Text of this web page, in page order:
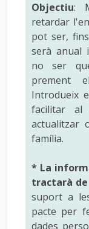
Objectiu:
retardar
pot ser,
serà anual
no ser
prement
Introdueix
facilitar al
actualitzar
família.
* La
tractarà
suport a
pacte per
dades